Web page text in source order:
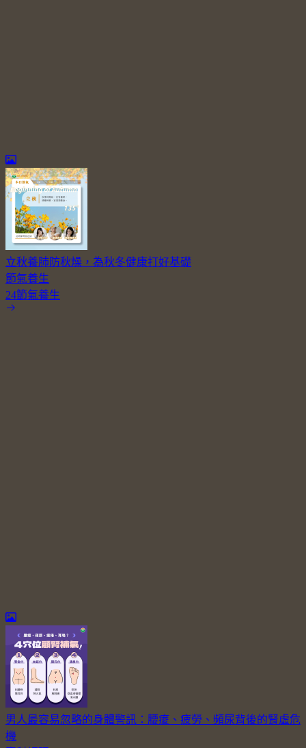
立秋養肺防秋燥，為秋冬健康打好基礎
節氣養生
24節氣養生
男人最容易忽略的身體警訊：腰痠、疲勞、頻尿背後的腎虛危
機